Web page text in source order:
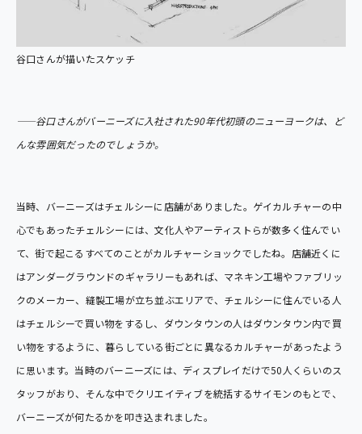
谷口さんが描いたスケッチ
――谷口さんがバーニーズに入社された90年代初頭のニューヨークは、ど
んな雰囲気だったのでしょうか。
当時、バーニーズはチェルシーに店舗がありました。ゲイカルチャーの中
心でもあったチェルシーには、文化人やアーティストらが数多く住んでい
て、街で起こるすべてのことがカルチャーショックでしたね。店舗近くに
はアンダーグラウンドのギャラリーもあれば、マネキン工場やファブリッ
クのメーカー、縫製工場が立ち並ぶエリアで、チェルシーに住んでいる人
はチェルシーで買い物をするし、ダウンタウンの人はダウンタウン内で買
い物をするように、暮らしている街ごとに異なるカルチャーがあったよう
に思います。当時のバーニーズには、ディスプレイだけで50人くらいのス
タッフがおり、そんな中でクリエイティブを統括するサイモンのもとで、
バーニーズが何たるかを叩き込まれました。